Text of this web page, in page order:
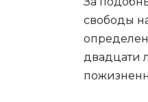
свободы
двадцати